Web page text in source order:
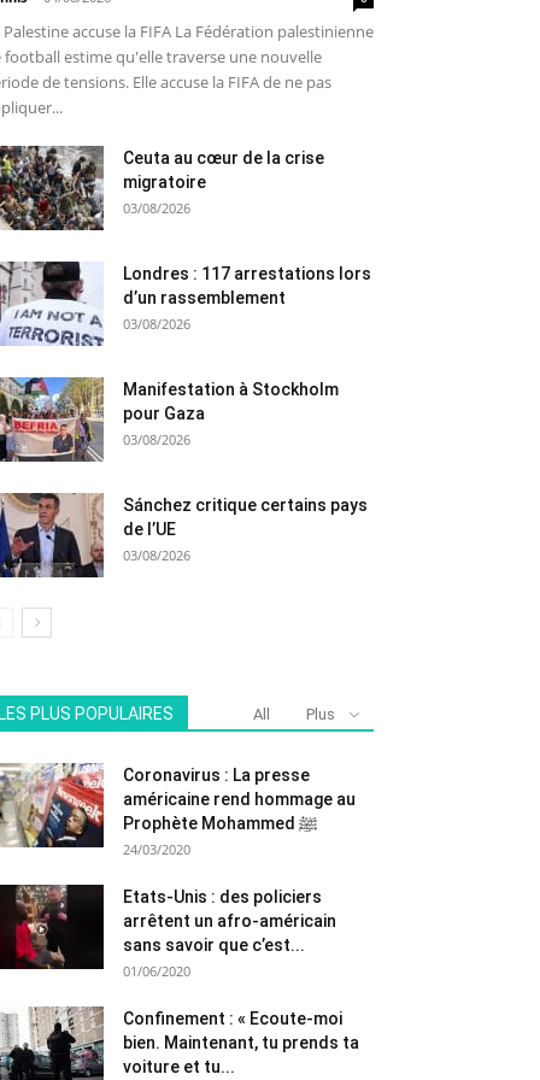
Palestine accuse la FIFA La Fédération palestinienne
football estime qu'elle traverse une nouvelle
de tensions. Elle accuse la FIFA de ne pas
Ceuta au cœur de la crise
migratoire
03/08/2026
Londres : 117 arrestations lors
d’un rassemblement
03/08/2026
Manifestation à Stockholm
pour Gaza
03/08/2026
Sánchez critique certains pays
de l’UE
03/08/2026
LES PLUS POPULAIRES All Plus
Coronavirus : La presse
américaine rend hommage au
Prophète Mohammed ﷺ
24/03/2020
Etats-Unis : des policiers
arrêtent un afro-américain
sans savoir que c’est...
01/06/2020
Confinement : « Ecoute-moi
bien. Maintenant, tu prends ta
voiture et tu...